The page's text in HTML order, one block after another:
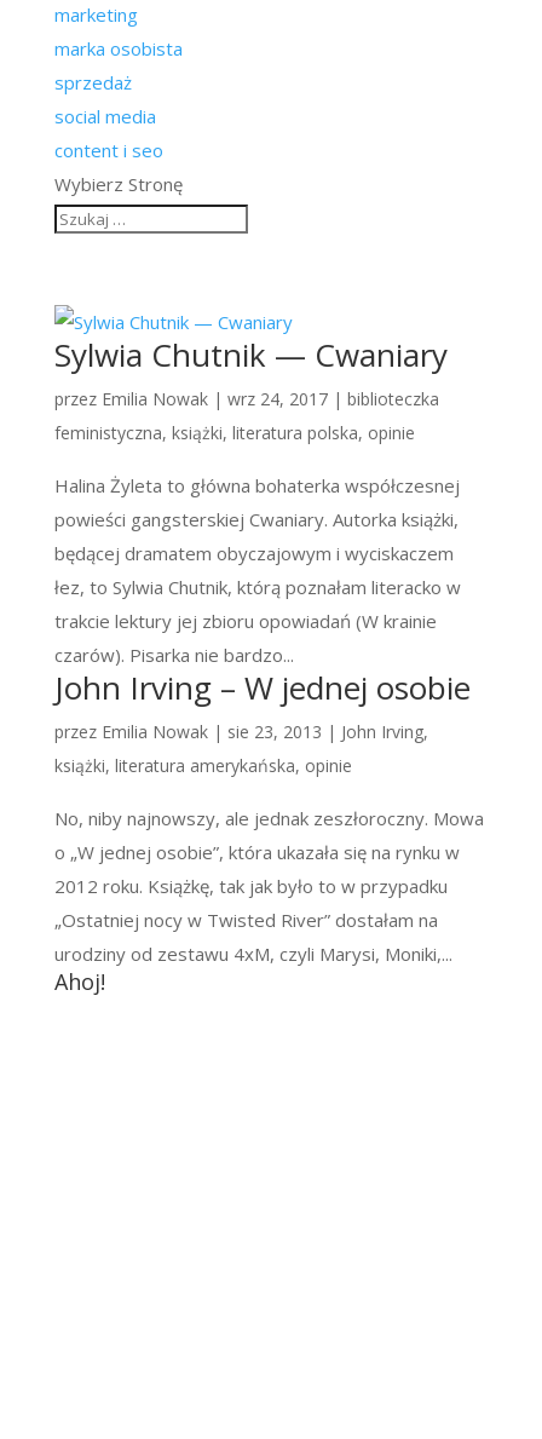
marketing
marka osobista
sprzedaż
social media
content i seo
Wybierz Stronę
Sylwia Chutnik — Cwaniary
przez Emilia Nowak| wrz 24, 2017| biblioteczka
feministyczna, książki, literatura polska, opinie
Halina Żyleta to główna bohaterka współczesnej
powieści gangsterskiej Cwaniary. Autorka książki,
będącej dramatem obyczajowym i wyciskaczem
łez, to Sylwia Chutnik, którą poznałam literacko w
trakcie lektury jej zbioru opowiadań (W krainie
czarów). Pisarka nie bardzo...
John Irving – W jednej osobie
przez Emilia Nowak| sie 23, 2013 | John Irving,
książki, literatura amerykańska, opinie
No, niby najnowszy, ale jednak zeszłoroczny. Mowa
o „W jednej osobie”, która ukazała się na rynku w
2012 roku. Książkę, tak jak było to w przypadku
„Ostatniej nocy w Twisted River” dostałam na
urodziny od zestawu 4xM, czyli Marysi, Moniki,...
Ahoj!